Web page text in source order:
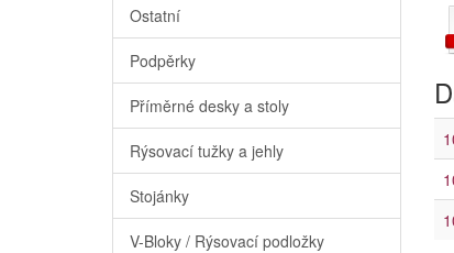
Ostatní
Podpěrky
Příměrné desky a stoly
Rýsovací tužky a jehly
Stojánky
V-Bloky / Rýsovací podložky